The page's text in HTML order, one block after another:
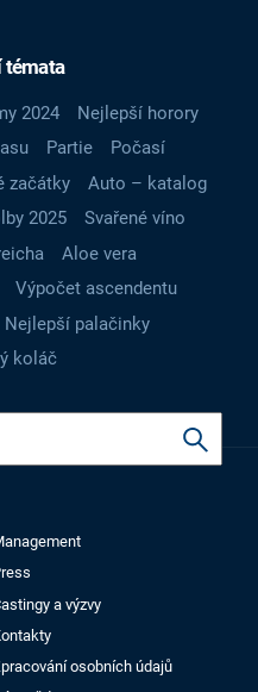
témata
2024
Nejlepší horory
Partie
Počasí
začátky
Auto – katalog
2025
Svařené víno
Aloe vera
Výpočet ascendentu
Nejlepší palačinky
koláč
a výzvy
osobních údajů